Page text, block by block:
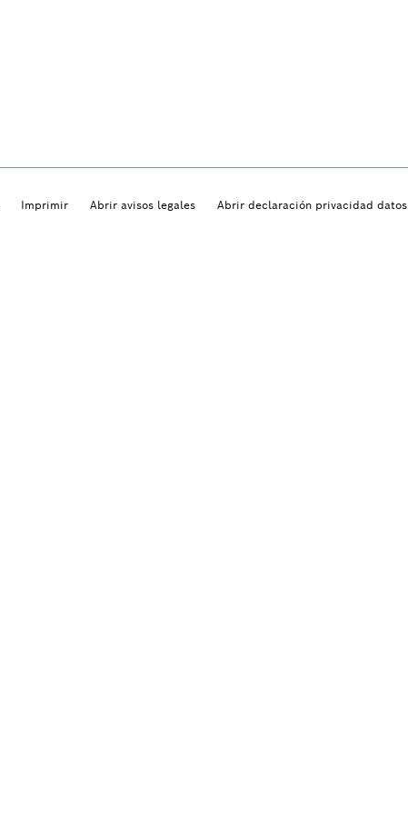
Imprimir Abrir avisos legales Abrir declaración privacidad datos